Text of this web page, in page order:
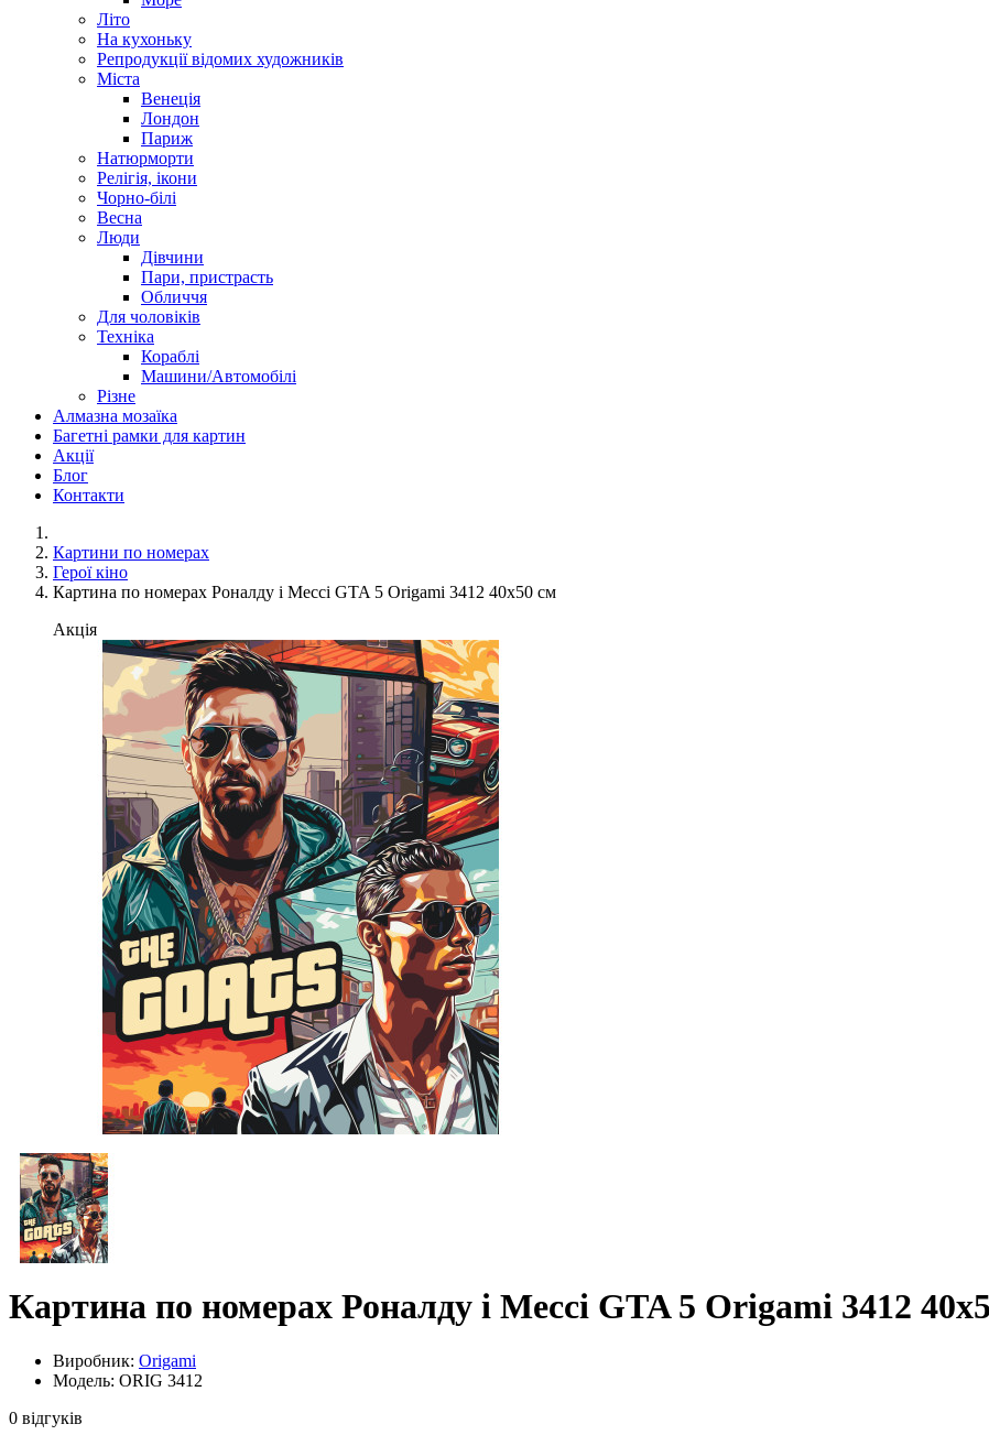
Літо
На кухоньку
Репродукції відомих художників
Міста
Венеція
Лондон
Париж
Натюрморти
Релігія, ікони
Чорно-білі
Весна
Люди
Дівчини
Пари, пристрасть
Обличчя
Для чоловіків
Техніка
Кораблі
Машини/Автомобілі
Різне
Алмазна мозаїка
Багетні рамки для картин
Акції
Блог
Контакти
Картини по номерах
Герої кіно
Картина по номерах Роналду і Мессі GTA 5 Origami 3412 40x50 см
Акція
Картина по номерах Роналду і Мессі GTA 5 Origami 3412
Виробник: Origami
Модель: ORIG 3412
0 відгуків